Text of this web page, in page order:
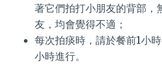
著它們拍打小朋友的背部，
友，均會覺得不適；
每次拍痰時，請於餐前1小
小時進行。